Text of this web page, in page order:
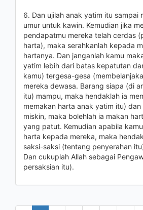
6. Dan ujilah anak yatim itu sampai
umur untuk kawin. Kemudian jika
pendapatmu mereka telah cerdas
harta), maka serahkanlah kepada
hartanya. Dan janganlah kamu
yatim lebih dari batas kepatutan
kamu) tergesa-gesa
mereka dewasa. Barang siapa (di
itu) mampu, maka hendaklah ia
memakan harta anak yatim itu)
miskin, maka bolehlah ia makan
yang patut. Kemudian apabila
harta kepada mereka, maka
saksi-saksi (tentang penyerahan
Dan cukuplah Allah sebagai
persaksian itu).